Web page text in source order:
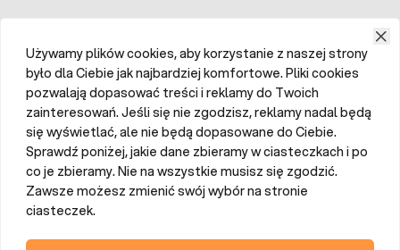
Używamy plików cookies, aby korzystanie z naszej strony
było dla Ciebie jak najbardziej komfortowe. Pliki cookies
pozwalają dopasować treści i reklamy do Twoich
zainteresowań. Jeśli się nie zgodzisz, reklamy nadal będą
się wyświetlać, ale nie będą dopasowane do Ciebie.
Sprawdź poniżej, jakie dane zbieramy w ciasteczkach i po
co je zbieramy. Nie na wszystkie musisz się zgodzić.
Zawsze możesz zmienić swój wybór na stronie
ciasteczek.